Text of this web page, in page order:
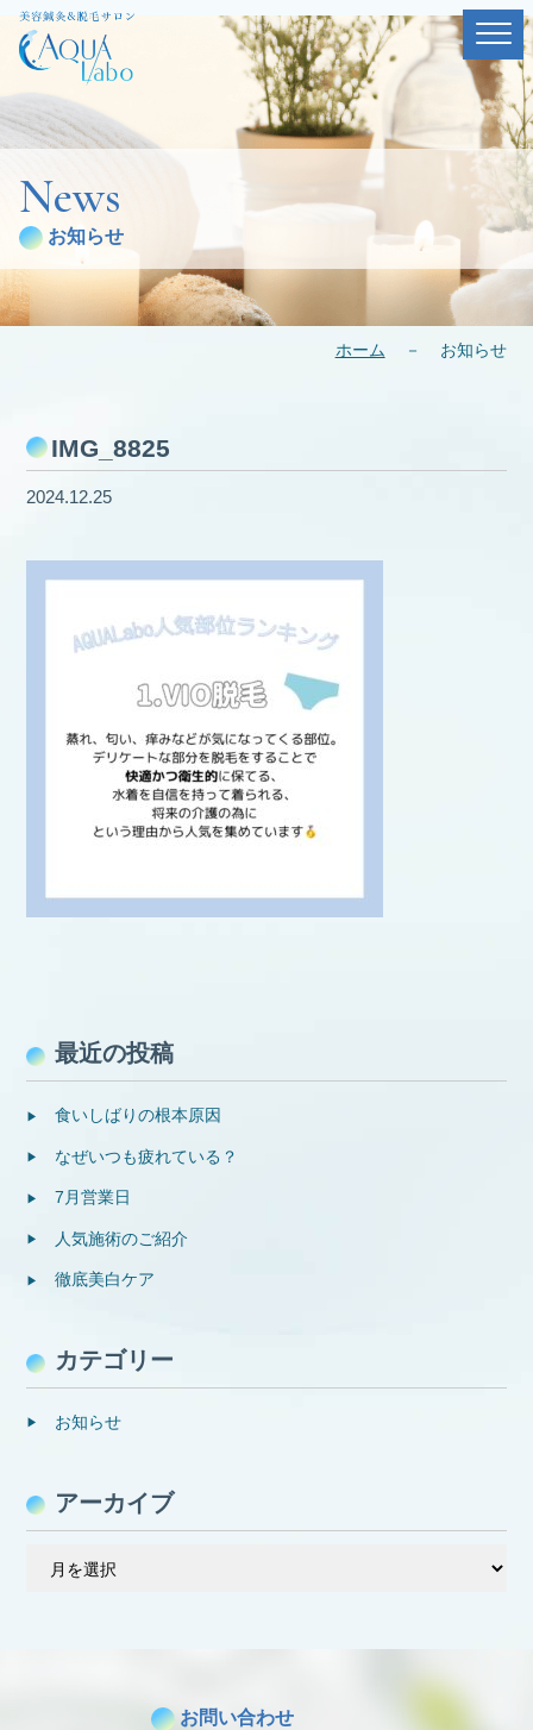
News
お知らせ
ホーム － お知らせ
IMG_8825
2024.12.25
最近の投稿
食いしばりの根本原因
なぜいつも疲れている？
7月営業日
人気施術のご紹介
徹底美白ケア
カテゴリー
お知らせ
アーカイブ
お問い合わせ